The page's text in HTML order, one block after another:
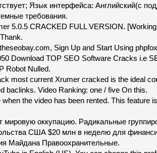
Язык интерфейса: Английский(с
требования.
5.0.5 CRACKED FULL VERSION.
Sign Up and Start Using
Download TOP SEO Software Cracks i.e
Robot Nulled.
most current Xrumer cracked is the ideal
baclinks. Video Ranking: one / five On this.
when the video has been rented. This feature
оккупацию. Радикальные
США $20 млн в неделю для
Майдана Правоохранительные.